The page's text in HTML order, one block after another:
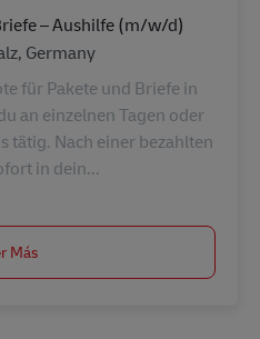
– Aushilfe (m/w/d)
Germany
für Pakete und Briefe in
an einzelnen Tagen oder
tätig. Nach einer bezahlten
in dein...
Más